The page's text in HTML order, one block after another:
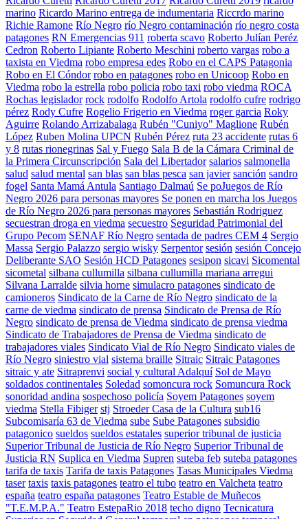
marino Ricardo Marino entrega de indumentaria Riccrdo marino
Richie Ramone Río Negro río Negro contaminación río negro costa
patagones RN Emergencias 911 roberta scavo Roberto Julían Peréz
Cedron Roberto Lipiante Roberto Meschini roberto vargas robo a
taxista en Viedma robo empresa edes Robo en el CAPS Patagonia
Robo en El Cóndor robo en patagones robo en Unicoop Robo en
Viedma robo la estrella robo policia robo taxi robo viedma ROCA
Rochas legislador rock rodolfo Rodolfo Artola rodolfo cufre rodrigo
pérez Rody Cufre Rogelio Frigerio en Viedma roger garcia Roky
Aguirre Rolando Arrizabalaga Rubén "Cuniyo" Maglione Rubén
López Ruben Molina UPCN Rubén Pérez ruta 23 accidente rutas 6
y 8 rutas rionegrinas Sal y Fuego Sala B de la Cámara Criminal de
la Primera Circunscripción Sala del Libertador salarios salmonella
salud salud mental san blas san blas pesca san javier sanción sandro
fogel Santa Mamá Antula Santiago Dalmaú Se poJuegos de Río
Negro 2026 para personas mayores Se ponen en marcha los Juegos
de Río Negro 2026 para personas mayores Sebastián Rodriguez
secuestran droga en viedma secuestro Seguridad Patrimonial del
Grupo Pecom SENAF Río Negro sentada de padres CEM 4 Sergio
Massa Sergio Palazzo sergio wisky Serpentor sesión sesión Concejo
Deliberante SAO Sesión HCD Patagones sesipon sicavi Sicomental
sicometal silbana cullumilla silbana cullumilla mariana arregui
Silvana Larralde silvia horne simulacro patagones sindicato de
camioneros Sindicato de la Carne de Río Negro sindicato de la
carne de viedma sindicato de prensa Sindicato de Prensa de Río
Negro sindicato de prensa de Viedma sindicato de prensa viedma
Sindicato de Trabajadores de Prensa de Viedma sindicato de
trabajadores viales Sindicato Vial de Río Negro Sindicato viales de
Río Negro siniestro vial sistema braille Sitraic Sitraic Patagones
sitraic y ate Sitraprenvi social y cultural Adalquí Sol de Mayo
soldados continentales Soledad somoncura rock Somuncura Rock
sonoridad andina sospechoso policía Soyem Patagones soyem
viedma Stella Fibiger stj Stroeder Casa de la Cultura sub16
Subcomisaría 63 de Viedma sube Sube Patagones subsidio
patagonico sueldos sueldos estatales superior tribunal de justicia
Superior Tribunal de Justicia de Río Negro Superior Tribunal de
Justicia RN Suplica en Viedma Supren suteba feb suteba patagones
tarifa de taxis Tarifa de taxis Patagones Tasas Municipales Viedma
taser taxis taxis patagones teatro el tubo teatro en Valcheta teatro
españa teatro españa patagones Teatro Estable de Muñecos
"T.E.M.P.A." Teatro EstepaRio 2018 techo digno Tecnicatura